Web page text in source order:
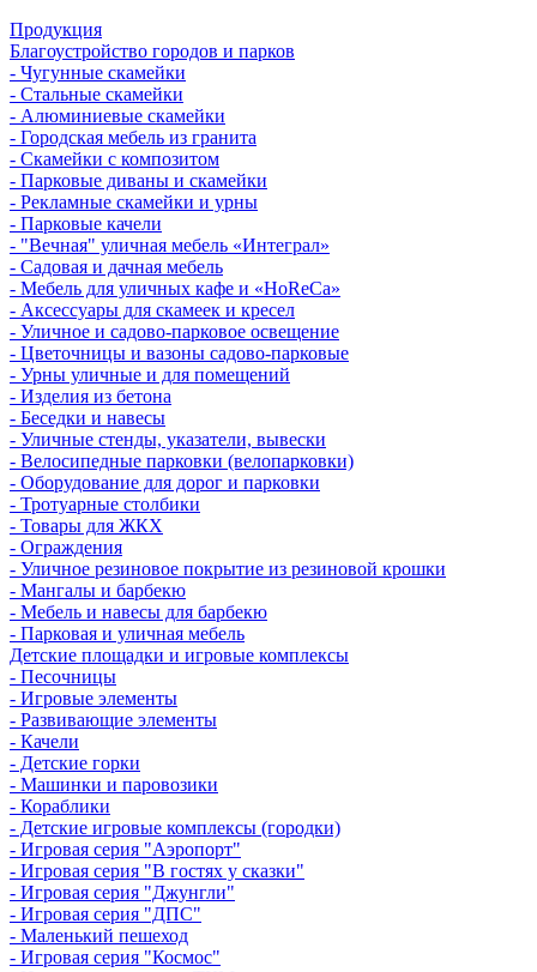
Продукция
Благоустройство городов и парков
- Чугунные скамейки
- Стальные скамейки
- Алюминиевые скамейки
- Городская мебель из гранита
- Скамейки с композитом
- Парковые диваны и скамейки
- Рекламные скамейки и урны
- Парковые качели
- "Вечная" уличная мебель «Интеграл»
- Садовая и дачная мебель
- Мебель для уличных кафе и «HoReCa»
- Аксессуары для скамеек и кресел
- Уличное и садово-парковое освещение
- Цветочницы и вазоны садово-парковые
- Урны уличные и для помещений
- Изделия из бетона
- Беседки и навесы
- Уличные стенды, указатели, вывески
- Велосипедные парковки (велопарковки)
- Оборудование для дорог и парковки
- Тротуарные столбики
- Товары для ЖКХ
- Ограждения
- Уличное резиновое покрытие из резиновой крошки
- Мангалы и барбекю
- Мебель и навесы для барбекю
- Парковая и уличная мебель
Детские площадки и игровые комплексы
- Песочницы
- Игровые элементы
- Развивающие элементы
- Качели
- Детские горки
- Машинки и паровозики
- Кораблики
- Детские игровые комплексы (городки)
- Игровая серия "Аэропорт"
- Игровая серия "В гостях у сказки"
- Игровая серия "Джунгли"
- Игровая серия "ДПС"
- Маленький пешеход
- Игровая серия "Космос"